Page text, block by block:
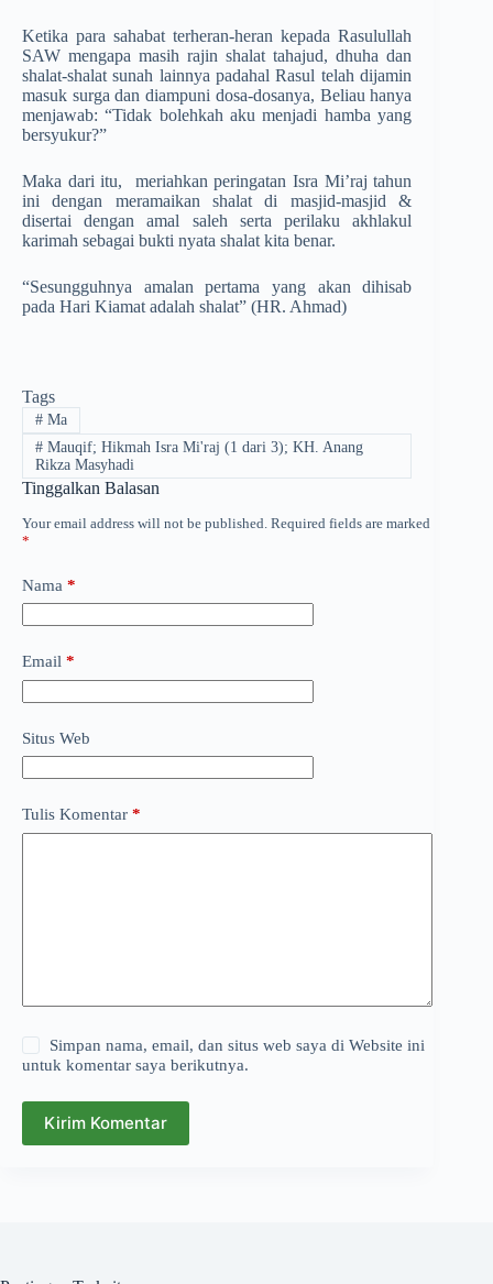
Ketika para sahabat terheran-heran kepada Rasulullah
SAW mengapa masih rajin shalat tahajud, dhuha dan
shalat-shalat sunah lainnya padahal Rasul telah dijamin
masuk surga dan diampuni dosa-dosanya, Beliau hanya
menjawab: “Tidak bolehkah aku menjadi hamba yang
bersyukur?”
Maka dari itu, meriahkan peringatan Isra Mi’raj tahun
ini dengan meramaikan shalat di masjid-masjid &
disertai dengan amal saleh serta perilaku akhlakul
karimah sebagai bukti nyata shalat kita benar.
“Sesungguhnya amalan pertama yang akan dihisab
pada Hari Kiamat adalah shalat” (HR. Ahmad)
Tags
#Ma
#Mauqif; Hikmah Isra Mi'raj (1 dari 3); KH. Anang
Rikza Masyhadi
Tinggalkan Balasan
Your email address will not be published. Required fields are marked
*
Nama *
Email *
Situs Web
Tulis Komentar *
Simpan nama, email, dan situs web saya di Website ini
untuk komentar saya berikutnya.
Kirim Komentar